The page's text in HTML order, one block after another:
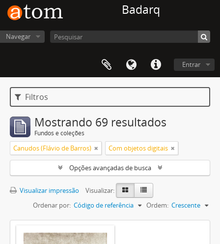
Badarq
Navegar
Entrar
Filtros
Mostrando 69 resultados
Fundos e coleções
Canudos (Flávio de Barros) Com objetos digitais
Opções avançadas de busca
Visualizar impressão
Visualizar:
Ordenar por: Código de referência Ordem: Crescente